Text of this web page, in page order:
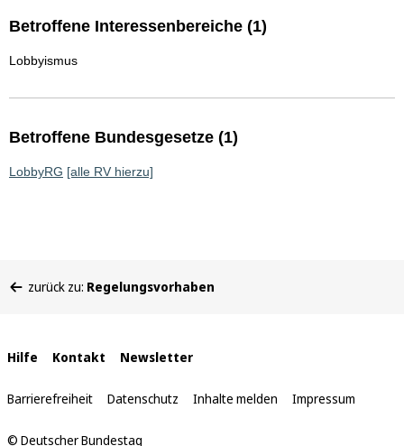
Betroffene Interessenbereiche (1)
Lobbyismus
Betroffene Bundesgesetze (1)
LobbyRG [alle RV hierzu]
befinden
zurück zu: Regelungsvorhaben
Interne
Links
Hilfe Kontakt Newsletter
Barrierefreiheit Datenschutz Inhalte melden Impressum
© Deutscher Bundestag